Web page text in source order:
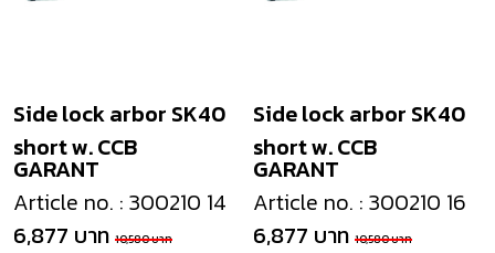
GARANT
Side lock arbor SK40
short w. CCB
Article no. : 300210 14
6,877 บาท 10,580 บาท
GARANT
Side lock arbor SK40
short w. CCB
Article no. : 300210 16
6,877 บาท 10,580 บาท